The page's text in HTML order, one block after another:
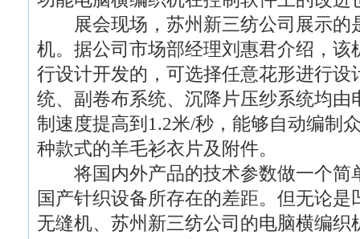
展会现场，苏州新三纺公司展示的
机。据公司市场部经理刘惠君介绍，该
行设计开发的，可选择任意花形进行设
统、副卷布系统、沉降片压纱系统均由
制速度提高到1.2米/秒，能够自动编制
种款式的羊毛衫衣片及附件。
将国内外产品的技术参数做一个简
国产针织设备所存在的差距。但无论
无缝机、苏州新三纺公司的电脑横编织